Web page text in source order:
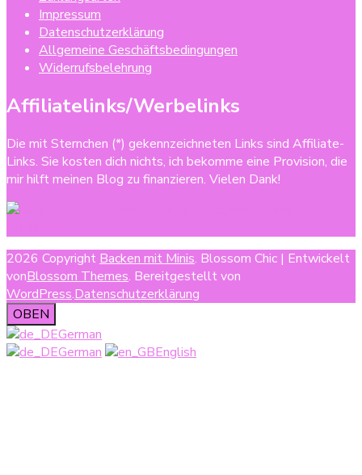
Impressum
Datenschutzerklärung
Allgemeine Geschäftsbedingungen
Widerrufsbelehrung
Affiliatelinks/Werbelinks
Die mit Sternchen (*) gekennzeichneten Links sind Affiliate-
Links. Sie kosten dich nichts, ich bekomme eine Provision, die
mir hilft meinen Blog zu finanzieren. Vielen Dank!
2026 Copyright Backen mit Minis. Blossom Chic | Entwickelt
vonBlossom Themes. Bereitgestellt von
WordPress.Datenschutzerklärung
OBEN
German
German
English